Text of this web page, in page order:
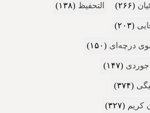
(۲۶۶) التحفیظ (۱۳۸)
(۲۰۳)
درچه‌ای (۱۵۰)
(۱۴۷)
(۳۷۴)
کریم (۳۲۷)